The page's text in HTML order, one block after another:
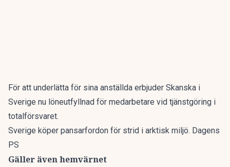
För att underlätta för sina anställda erbjuder Skanska i
Sverige nu löneutfyllnad för medarbetare vid tjänstgöring i
totalförsvaret.
Sverige köper pansarfordon för strid i arktisk miljö. Dagens
PS
Gäller även hemvärnet